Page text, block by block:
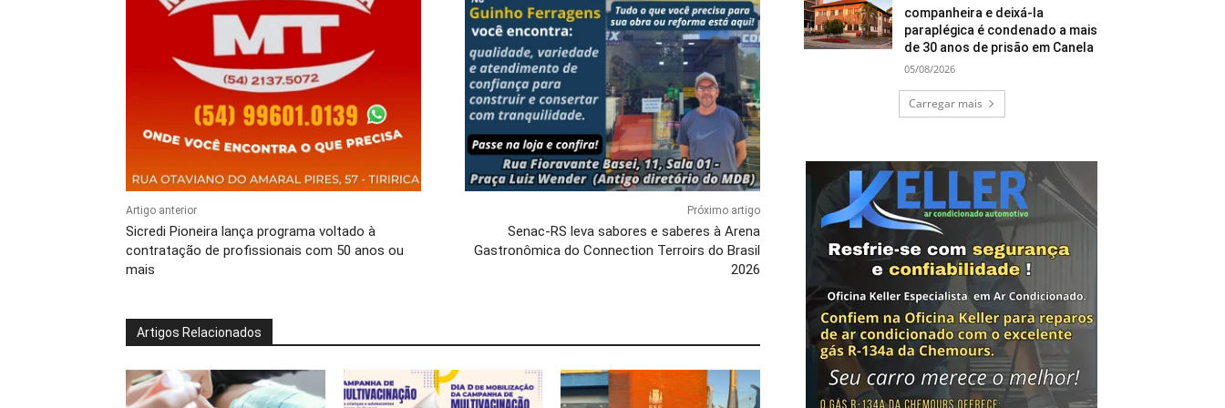
Artigo anterior
Sicredi Pioneira lança programa voltado à
contratação de profissionais com 50 anos ou
mais
Próximo artigo
Senac-RS leva sabores e saberes à Arena
Gastronômica do Connection Terroirs do Brasil
2026
Artigos Relacionados
companheira e deixá-la
paraplégica é condenado a mais
de 30 anos de prisão em Canela
05/08/2026
Carregar mais